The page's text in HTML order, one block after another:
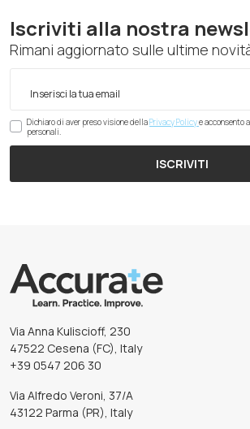
Iscriviti alla nostra
Rimani aggiornato sulle ultime
Dichiaro di aver preso visione dellaPrivacy Policye acconsento
personali.
ISCRIVITI
Via Anna Kuliscioff, 230
47522 Cesena (FC), Italy
+39 0547 206 30
Via Alfredo Veroni, 37/A
43122 Parma (PR), Italy